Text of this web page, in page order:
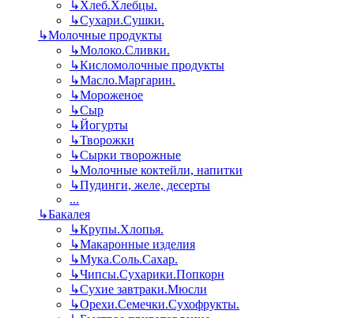
↳Хлеб.Хлебцы.
↳Сухари.Сушки.
↳Молочные продукты
↳Молоко.Сливки.
↳Кисломолочные продукты
↳Масло.Маргарин.
↳Мороженое
↳Сыр
↳Йогурты
↳Творожки
↳Сырки творожные
↳Молочные коктейли, напитки
↳Пудинги, желе, десерты
...
↳Бакалея
↳Крупы.Хлопья.
↳Макаронные изделия
↳Мука.Соль.Сахар.
↳Чипсы.Сухарики.Попкорн
↳Сухие завтраки.Мюсли
↳Орехи.Семечки.Сухофрукты.